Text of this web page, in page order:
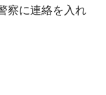
察に連絡を入れ